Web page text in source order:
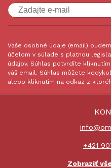
Vaše osobné údaje (email)
účelom v súlade s platnou
údajov. Súhlas potvrdíte
váš email. Súhlas môžete
alebo kliknutím na odkaz z
+421
Zobraziť